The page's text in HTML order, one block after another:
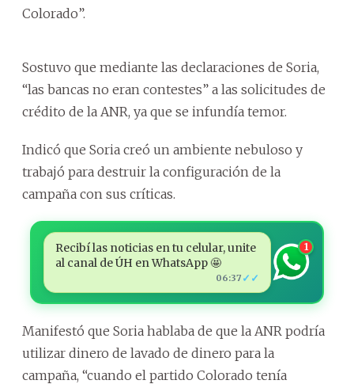
Colorado”.
Sostuvo que mediante las declaraciones de Soria,
“las bancas no eran contestes” a las solicitudes de
crédito de la ANR, ya que se infundía temor.
Indicó que Soria creó un ambiente nebuloso y
trabajó para destruir la configuración de la
campaña con sus críticas.
Recibí las noticias en tu celular, unite
al canal de ÚH en WhatsApp 🤩
06:37 ✓✓
1
Manifestó que Soria hablaba de que la ANR podría
utilizar dinero de lavado de dinero para la
campaña, “cuando el partido Colorado tenía